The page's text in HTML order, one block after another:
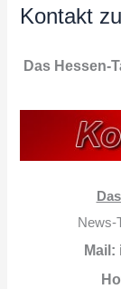
Kontakt
Das Hessen-
News-